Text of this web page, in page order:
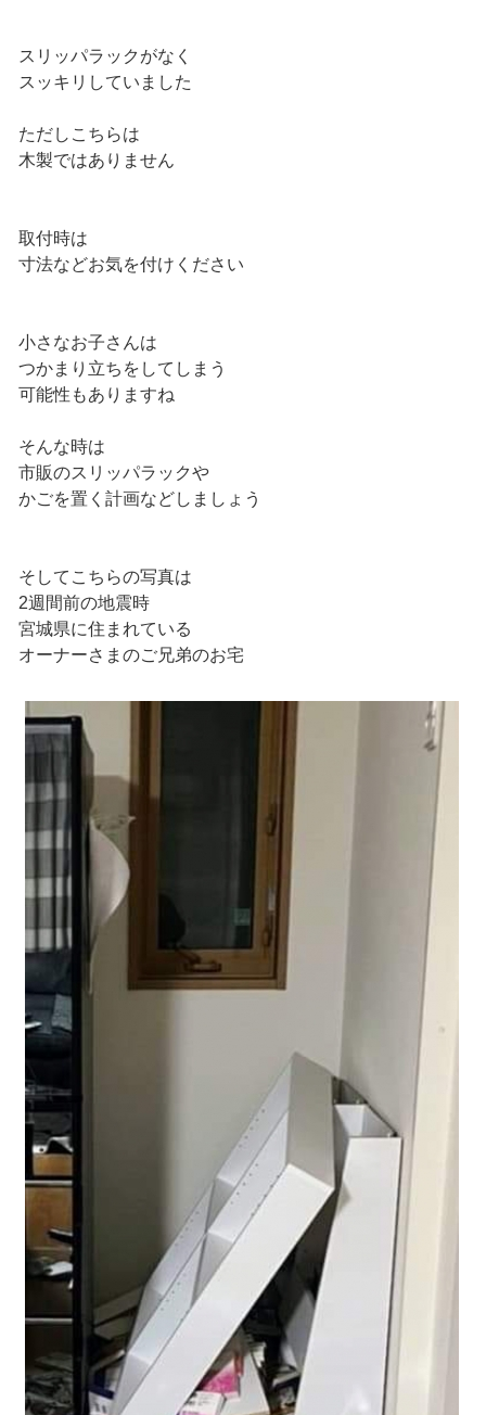
スリッパラックがなく
スッキリしていました
ただしこちらは
木製ではありません
取付時は
寸法などお気を付けください
小さなお子さんは
つかまり立ちをしてしまう
可能性もありますね
そんな時は
市販のスリッパラックや
かごを置く計画などしましょう
そしてこちらの写真は
2週間前の地震時
宮城県に住まれている
オーナーさまのご兄弟のお宅